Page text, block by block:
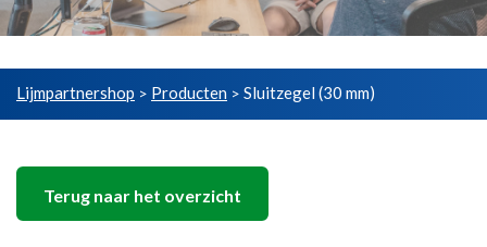
Lijmpartnershop > Producten > Sluitzegel (30 mm)
Terug naar het overzicht